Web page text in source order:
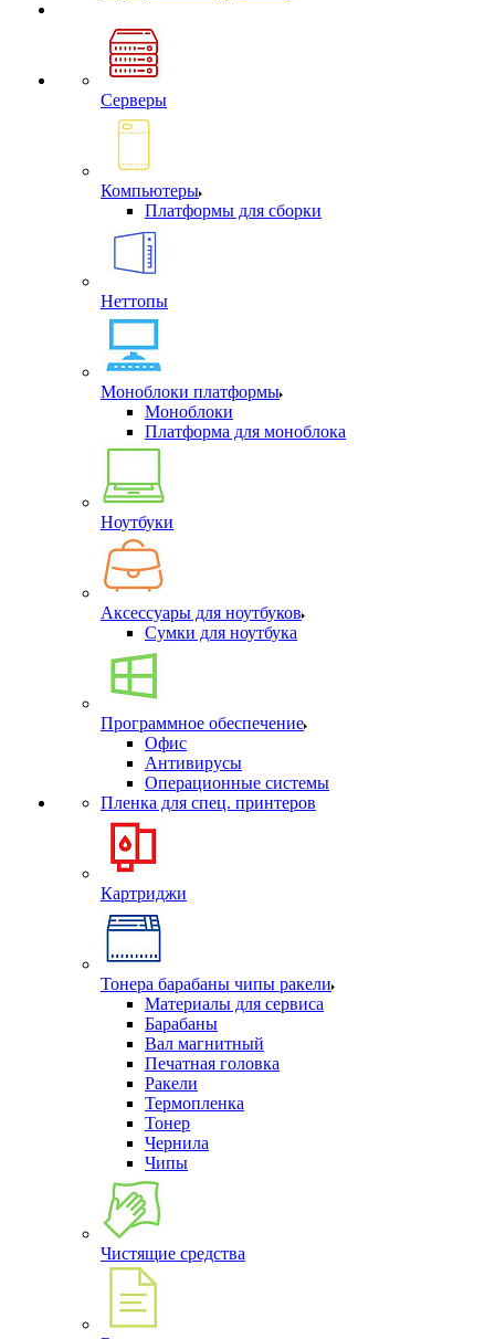
Серверы
Компьютеры
Платформы для сборки
Неттопы
Моноблоки платформы
Моноблоки
Платформа для моноблока
Ноутбуки
Аксессуары для ноутбуков
Сумки для ноутбука
Программное обеспечение
Офис
Антивирусы
Операционные системы
Пленка для спец. принтеров
Картриджи
Тонера барабаны чипы ракели
Материалы для сервиса
Барабаны
Вал магнитный
Печатная головка
Ракели
Термопленка
Тонер
Чернила
Чипы
Чистящие средства